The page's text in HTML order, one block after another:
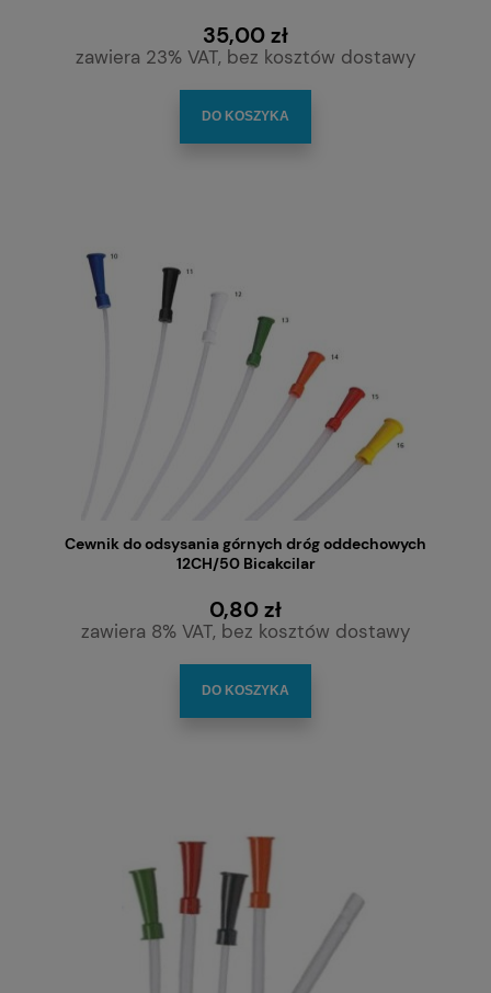
35,00 zł
zawiera 23% VAT, bez kosztów dostawy
DO KOSZYKA
Cewnik do odsysania górnych dróg oddechowych
12CH/50 Bicakcilar
0,80 zł
zawiera 8% VAT, bez kosztów dostawy
DO KOSZYKA